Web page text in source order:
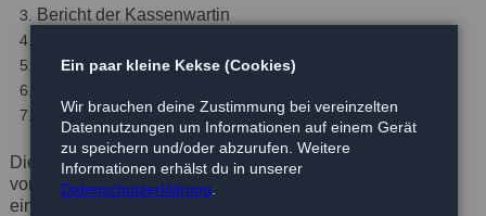
Bericht der Kassenwartin
Entlastung des Vorstands
Anträge zur Tagesordnung
Die Anträge zur Tagesordnung müssen spätestens 7 Tage
vor dem Versammlungstermin schriftlich beim Vorstand
eingegangen sein.
Ein paar kleine Kekse (Cookies)
Wir brauchen deine Zustimmung bei vereinzelten
Datennutzungen um Informationen auf einem Gerät
zu speichern und/oder abzurufen. Weitere
Informationen erhälst du in unserer
Datenschutzerklärung